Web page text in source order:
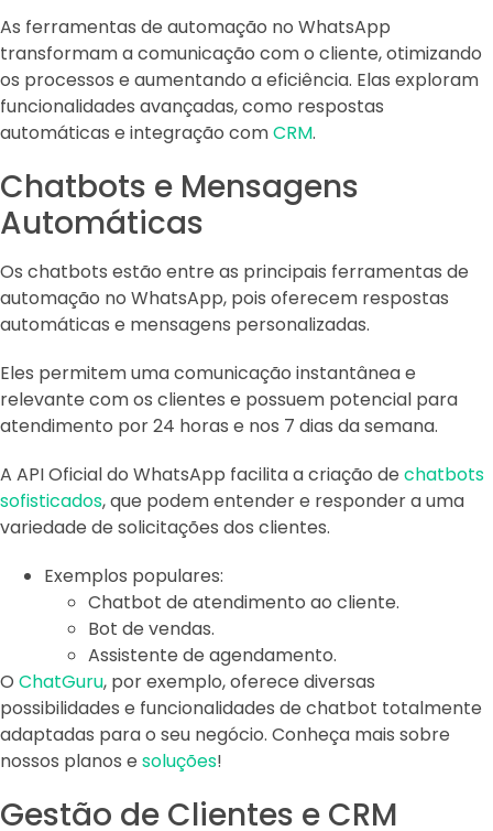
As ferramentas de automação no WhatsApp
transformam a comunicação com o cliente, otimizando
os processos e aumentando a eficiência. Elas exploram
funcionalidades avançadas, como respostas
automáticas e integração comCRM.
Chatbots e Mensagens
Automáticas
Os chatbots estão entre as principais ferramentas de
automação no WhatsApp, pois oferecem respostas
automáticas e mensagens personalizadas.
Eles permitem uma comunicação instantânea e
relevante com os clientes e possuem potencial para
atendimento por 24 horas e nos 7 dias da semana.
A API Oficial do WhatsApp facilita a criação de chatbots
sofisticados, que podem entender e responder a uma
variedade de solicitações dos clientes.
Exemplos populares:
Chatbot de atendimento ao cliente.
Bot de vendas.
Assistente de agendamento.
O ChatGuru, por exemplo, oferece diversas
possibilidades e funcionalidades de chatbot totalmente
adaptadas para o seu negócio. Conheça mais sobre
nossos planos e soluções!
Gestão de Clientes e CRM